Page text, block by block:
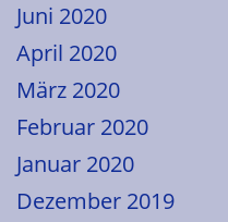
Juni 2020
April 2020
März 2020
Februar 2020
Januar 2020
Dezember 2019